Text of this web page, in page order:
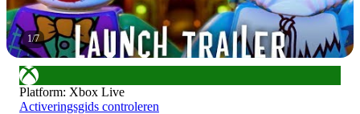
1/7
Platform: Xbox Live
Activeringsgids controleren